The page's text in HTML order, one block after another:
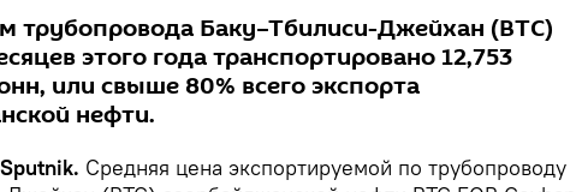
трубопровода Баку–Тбилиси-Джейхан (ВТС)
этого года транспортировано 12,753
или свыше 80% всего экспорта
нефти.
Средняя цена экспортируемой по трубопроводу